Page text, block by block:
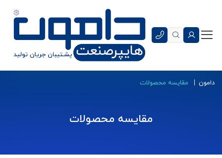
دامون مقایسه محصولات
مقایسه محصولات